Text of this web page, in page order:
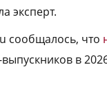
эксперт.
сообщалось, что
в